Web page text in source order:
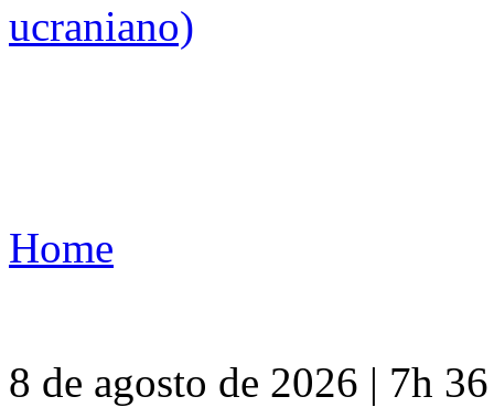
ucraniano)
Home
8 de agosto de 2026 | 7h